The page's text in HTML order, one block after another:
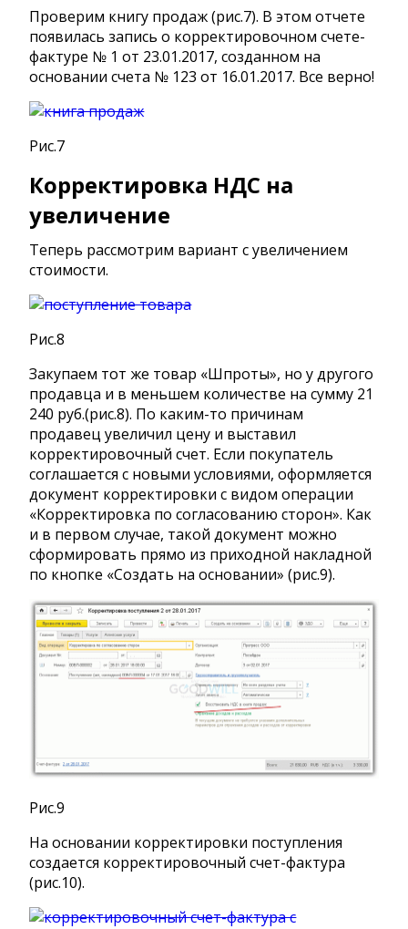
Проверим книгу продаж (рис.7). В этом отчете
появилась запись о корректировочном счете-
фактуре № 1 от 23.01.2017, созданном на
основании счета № 123 от 16.01.2017. Все верно!
Рис.7
Корректировка НДС на
увеличение
Теперь рассмотрим вариант с увеличением
стоимости.
Рис.8
Закупаем тот же товар «Шпроты», но у другого
продавца и в меньшем количестве на сумму 21
240 руб.(рис.8). По каким-то причинам
продавец увеличил цену и выставил
корректировочный счет. Если покупатель
соглашается с новыми условиями, оформляется
документ корректировки с видом операции
«Корректировка по согласованию сторон». Как
и в первом случае, такой документ можно
сформировать прямо из приходной накладной
по кнопке «Создать на основании» (рис.9).
Рис.9
На основании корректировки поступления
создается корректировочный счет-фактура
(рис.10).